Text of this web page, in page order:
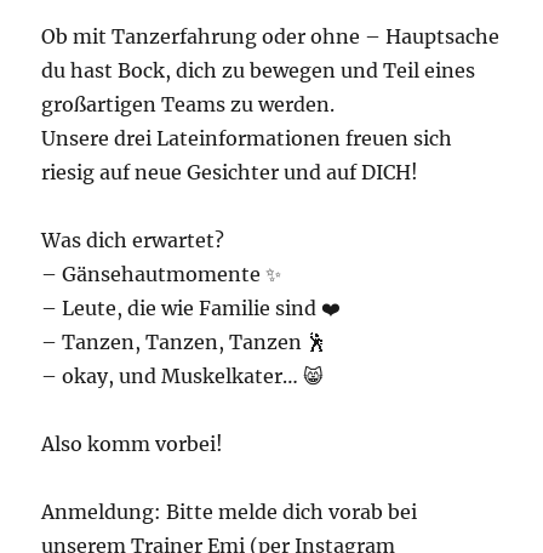
Ob mit Tanzerfahrung oder ohne – Hauptsache
du hast Bock, dich zu bewegen und Teil eines
großartigen Teams zu werden.
Unsere drei Lateinformationen freuen sich
riesig auf neue Gesichter und auf DICH!
Was dich erwartet?
– Gänsehautmomente ✨
– Leute, die wie Familie sind ❤️
– Tanzen, Tanzen, Tanzen 🕺
– okay, und Muskelkater… 😸
Also komm vorbei!
Anmeldung: Bitte melde dich vorab bei
unserem Trainer Emi (per Instagram